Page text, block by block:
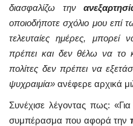
διασφαλίζω την
οποιοδήποτε σχόλιο μου επί
τελευταίες ημέρες,
πρέπει και δεν θέλω να το
πολίτες δεν πρέπει να
ψυχραιμία» ανέφερε αρχικά
Συνέχισε λέγοντας πως:
συμπέρασμα που αφορά την